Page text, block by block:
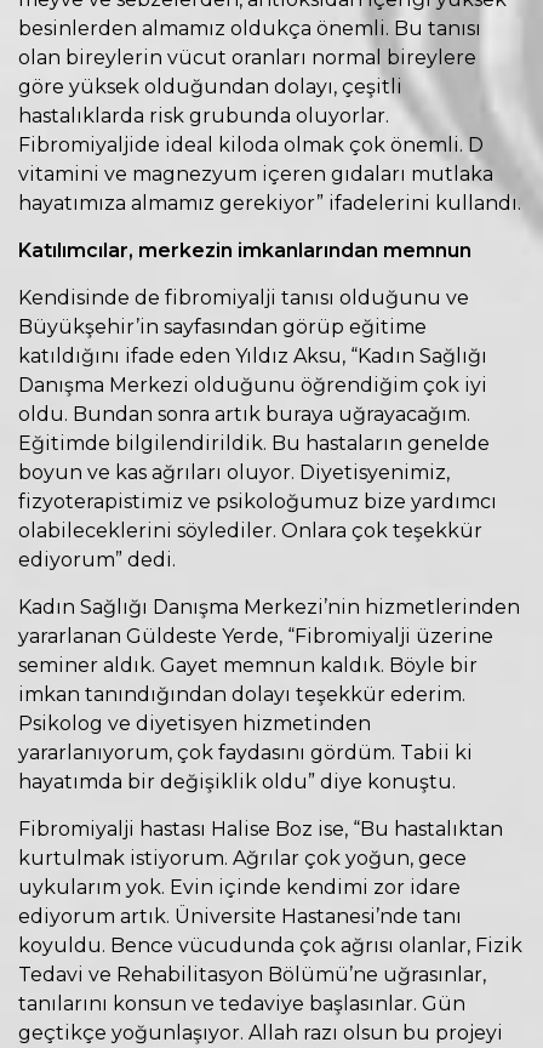
besinlerden almamız oldukça önemli. Bu tanısı
olan bireylerin vücut oranları normal bireylere
göre yüksek olduğundan dolayı, çeşitli
hastalıklarda risk grubunda oluyorlar.
Fibromiyaljide ideal kiloda olmak çok önemli. D
vitamini ve magnezyum içeren gıdaları mutlaka
hayatımıza almamız gerekiyor” ifadelerini kullandı.
Katılımcılar, merkezin imkanlarından memnun
Kendisinde de fibromiyalji tanısı olduğunu ve
Büyükşehir’in sayfasından görüp eğitime
katıldığını ifade eden Yıldız Aksu, “Kadın Sağlığı
Danışma Merkezi olduğunu öğrendiğim çok iyi
oldu. Bundan sonra artık buraya uğrayacağım.
Eğitimde bilgilendirildik. Bu hastaların genelde
boyun ve kas ağrıları oluyor. Diyetisyenimiz,
fizyoterapistimiz ve psikoloğumuz bize yardımcı
olabileceklerini söylediler. Onlara çok teşekkür
ediyorum” dedi.
Kadın Sağlığı Danışma Merkezi’nin hizmetlerinden
yararlanan Güldeste Yerde, “Fibromiyalji üzerine
seminer aldık. Gayet memnun kaldık. Böyle bir
imkan tanındığından dolayı teşekkür ederim.
Psikolog ve diyetisyen hizmetinden
yararlanıyorum, çok faydasını gördüm. Tabii ki
hayatımda bir değişiklik oldu” diye konuştu.
Fibromiyalji hastası Halise Boz ise, “Bu hastalıktan
kurtulmak istiyorum. Ağrılar çok yoğun, gece
uykularım yok. Evin içinde kendimi zor idare
ediyorum artık. Üniversite Hastanesi’nde tanı
koyuldu. Bence vücudunda çok ağrısı olanlar, Fizik
Tedavi ve Rehabilitasyon Bölümü’ne uğrasınlar,
tanılarını konsun ve tedaviye başlasınlar. Gün
geçtikçe yoğunlaşıyor. Allah razı olsun bu projeyi